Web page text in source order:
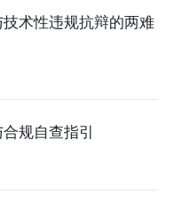
术性违规抗辩的两难
规自查指引